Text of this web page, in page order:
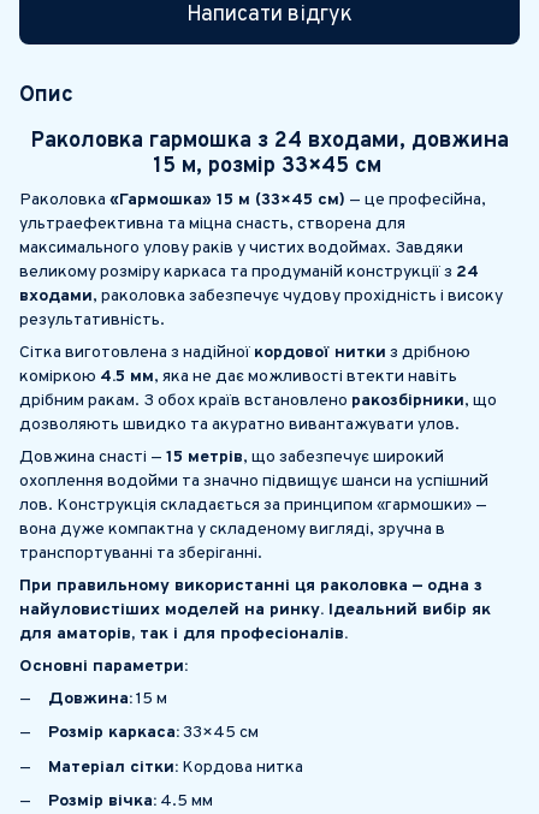
Написати відгук
Опис
Раколовка гармошка з 24 входами, довжина
15 м, розмір 33×45 см
Раколовка «Гармошка» 15 м (33×45 см) — це професійна,
ультраефективна та міцна снасть, створена для
максимального улову раків у чистих водоймах. Завдяки
великому розміру каркаса та продуманій конструкції з 24
входами, раколовка забезпечує чудову прохідність і високу
результативність.
Сітка виготовлена з надійної кордової нитки з дрібною
коміркою 4.5 мм, яка не дає можливості втекти навіть
дрібним ракам. З обох країв встановлено ракозбірники, що
дозволяють швидко та акуратно вивантажувати улов.
Довжина снасті — 15 метрів, що забезпечує широкий
охоплення водойми та значно підвищує шанси на успішний
лов. Конструкція складається за принципом «гармошки» —
вона дуже компактна у складеному вигляді, зручна в
транспортуванні та зберіганні.
При правильному використанні ця раколовка — одна з
найуловистіших моделей на ринку. Ідеальний вибір як
для аматорів, так і для професіоналів.
Основні параметри:
Довжина:15 м
Розмір каркаса:33×45 см
Матеріал сітки: Кордова нитка
Розмір вічка: 4.5 мм